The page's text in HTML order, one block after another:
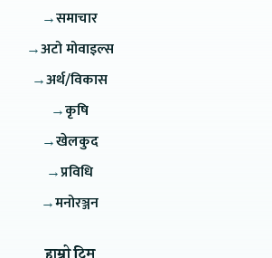
→समाचार
→अटो मोवाइल्स
→अर्थ/विकास
→कृषि
→खेलकुद
→प्रविधि
→मनोरञ्जन